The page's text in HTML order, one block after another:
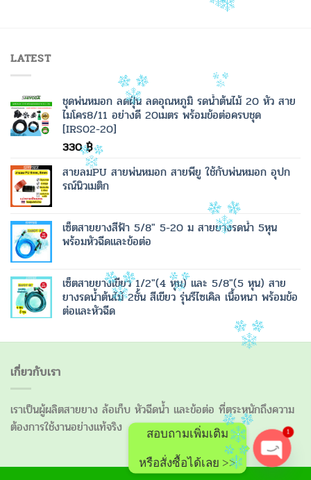
LATEST
ชุดพ่นหมอก ลดฝุ่น ลดอุณหภูมิ รดน้ำต้นไม้ 20 หัว สาย
ไมโคร8/11 อย่างดี 20เมตร พร้อมข้อต่อครบชุด
[IRS02-20]
330฿
สายลมPU สายพ่นหมอก สายพียู ใช้กับพ่นหมอก อุปก
รณ์นิวเมติก
เซ็ตสายยางสีฟ้า 5/8" 5-20 ม สายยางรดน้ำ 5หุน
พร้อมหัวฉีดและข้อต่อ
เซ็ตสายยางเขียว 1/2"(4 หุน) และ 5/8"(5 หุน) สาย
ยางรดน้ำต้นไม้ 2ชั้น สีเขียว รุ่นรีไซเคิล เนื้อหนา พร้อมข้อ
ต่อและหัวฉีด
เกี่ยวกับเรา
เราเป็นผู้ผลิตสายยาง ล้อเก็บ หัวฉีดน้ำ และข้อต่อ ที่ตระหนักถึงความ
ต้องการใช้งานอย่างแท้จริง
สอบถามเพิ่มเติม
หรือสั่งซื้อได้เลย >>
1